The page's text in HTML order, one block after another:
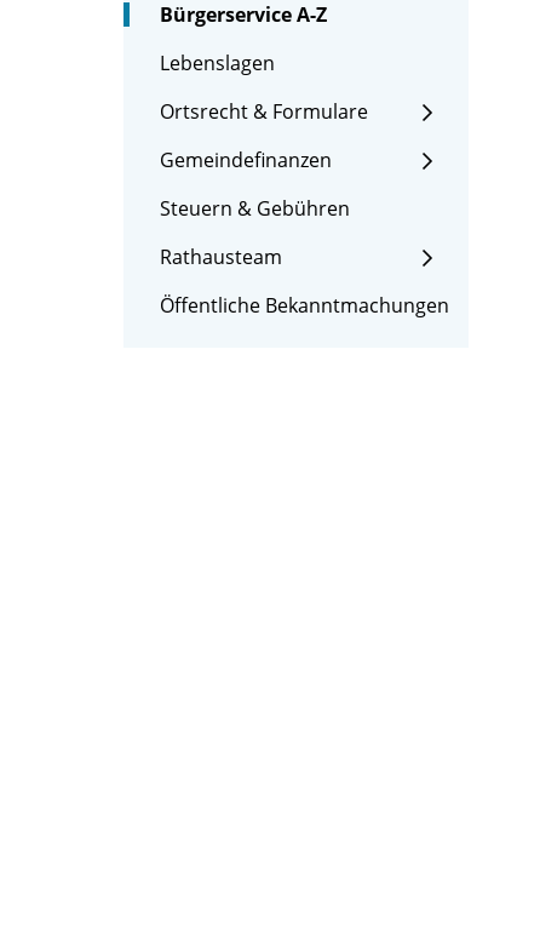
Bürgerservice A-Z
Lebenslagen
Ortsrecht & Formulare
Gemeindefinanzen
Steuern & Gebühren
Rathausteam
Öffentliche Bekanntmachungen